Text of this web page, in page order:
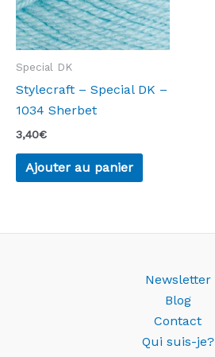
Special DK
Stylecraft – Special DK –
1034 Sherbet
3,40€
Ajouter au panier
Newsletter
Blog
Contact
Qui suis-je?